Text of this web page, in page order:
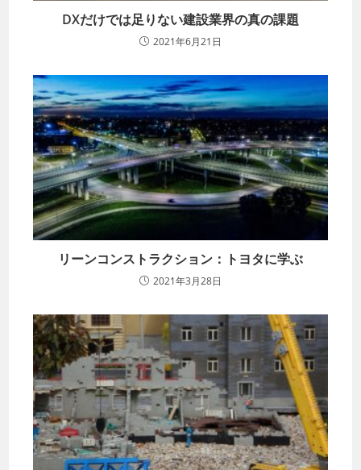
DXだけでは足りない建設業界の真の課題
2021年6月21日
リーンコンストラクション：トヨタに学ぶ
2021年3月28日